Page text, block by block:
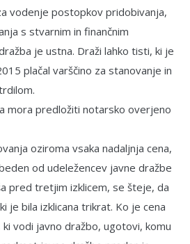
vodenje postopkov pridobivanja,
s stvarnim in finančnim
je ustna. Draži lahko tisti, ki je
plačal varščino za stanovanje in
mora predlo­žiti notarsko overjeno
oziroma vsaka nadaljnja cena,
od udeležencev javne dražbe
pred tretjim izklicem, se šteje, da
je bila izklicana trikrat. Ko je cena
vodi javno dražbo, ugotovi, komu